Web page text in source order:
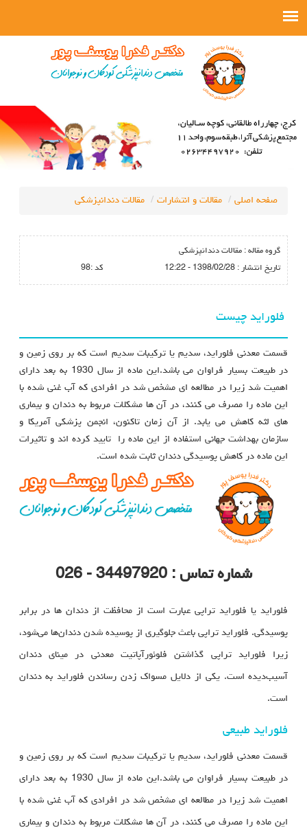
صفحه اصلی مقالات و انتشارات مقالات دندانپزشکی
گروه مقاله : مقالات دندانپزشکی
تاريخ انتشار : 1398/02/28 - 12:22 كد :98
فلوراید چیست
قسمت معدنی فلوراید، سدیم یا ترکیبات سدیم است که بر روی زمین و
در طبیعت بسیار فراوان می باشد.این ماده از سال 1930 به بعد دارای
اهمیت شد زیرا در مطالعه ای مشخص شد در افرادی که آب غنی شده با
این ماده را مصرف می کنند، در آن ها مشکلات مربوط به دندان و بیماری
های لثه کاهش می یابد. از آن زمان تاکنون، انجمن پزشکی آمریکا و
سازمان بهداشت جهانی استفاده از این ماده را تایید کرده اند و تاثیرات
این ماده در کاهش پوسیدگی دندان ثابت شده است.
شماره تماس : 34497920 - 026
فلوراید یا فلوراید تراپی عبارت است از محافظت از دندان ها در برابر
پوسیدگی. فلوراید تراپی باعث جلوگیری از پوسیده شدن دندان‌ها می‌شود،
زیرا فلوراید تراپی گذاشتن فلوئورآپاتیت معدنی در مینای دندان
آسیب‌دیده است. یکی از دلایل مسواک زدن رساندن فلوراید به دندان
است.
فلوراید طبیعی
قسمت معدنی فلوراید، سدیم یا ترکیبات سدیم است که بر روی زمین و
در طبیعت بسیار فراوان می باشد.این ماده از سال 1930 به بعد دارای
اهمیت شد زیرا در مطالعه ای مشخص شد در افرادی که آب غنی شده با
این ماده را مصرف می کنند، در آن ها مشکلات مربوط به دندان و بیماری